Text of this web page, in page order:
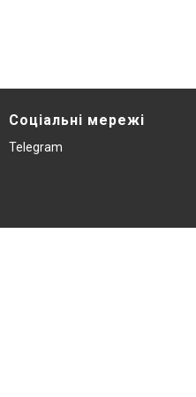
Соціальні мережі
Telegram